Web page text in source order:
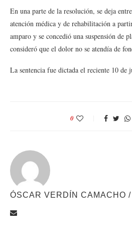
En una parte de la resolución, se deja
atención médica y de rehabilitación a
amparo y se concedió una suspensión de
consideró que el dolor no se atendía de
La sentencia fue dictada el reciente 10 de
0
ÓSCAR VERDÍN CAMACHO